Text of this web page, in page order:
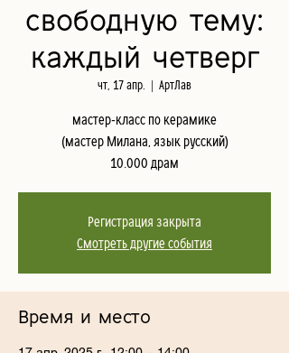
свободную тему:
каждый четверг
чт, 17 апр. АртЛав
мастер-класс по керамике
(мастер Милана, язык русский)
10.000 драм
Регистрация закрыта
Смотреть другие события
Время и место